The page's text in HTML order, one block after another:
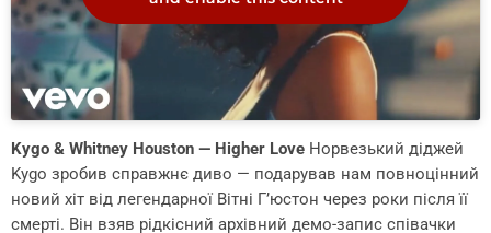
Kygo & Whitney Houston — Higher Love Норвезький діджей
Kygo зробив справжнє диво — подарував нам повноцінний
новий хіт від легендарної Вітні Г’юстон через роки після її
смерті. Він взяв рідкісний архівний демо-запис співачки